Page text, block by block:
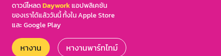
ดาวน์โหลดDayworkแอปพลิเคชัน
ของเราได้แล้ววันนี้ ทั้งใน Apple Store
และ Google Play
หางาน หางานพาร์ทไทม์